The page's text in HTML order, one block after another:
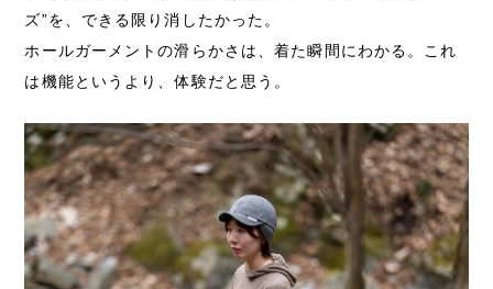
ズ”を、できる限り消したかった。
ホールガーメントの滑らかさは、着た瞬間にわかる。これ
は機能というより、体験だと思う。